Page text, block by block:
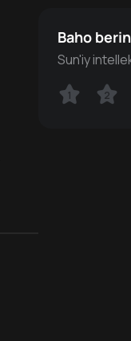
Baho
Sun'iy
1 2
1 2